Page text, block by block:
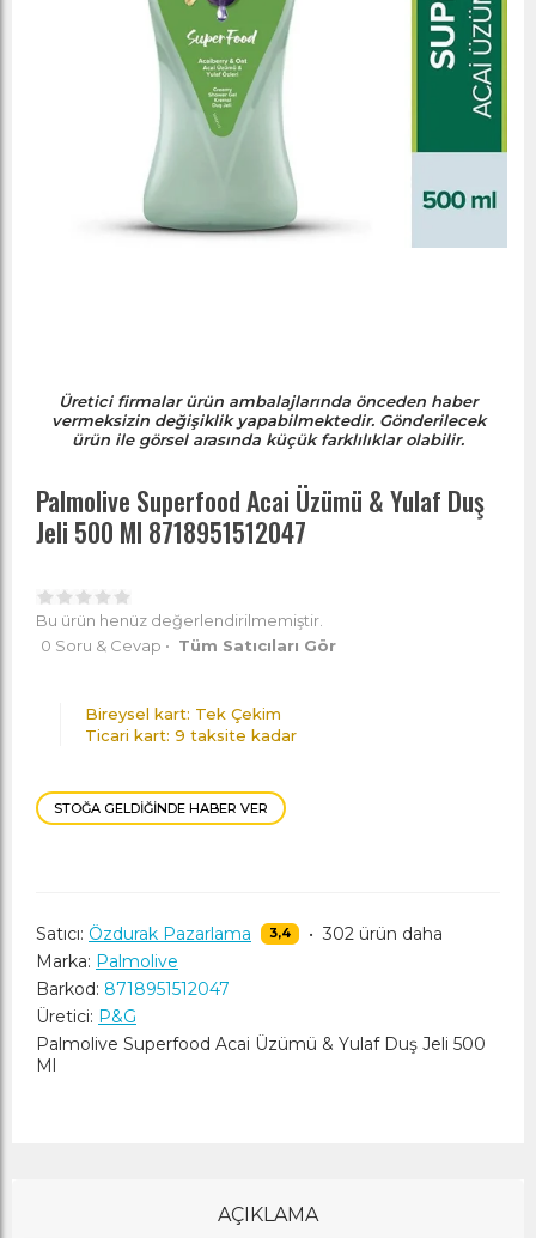
Üretici firmalar ürün ambalajlarında önceden haber
vermeksizin değişiklik yapabilmektedir. Gönderilecek
ürün ile görsel arasında küçük farklılıklar olabilir.
Palmolive Superfood Acai Üzümü & Yulaf Duş
Jeli 500 Ml 8718951512047
Bu ürün henüz değerlendirilmemiştir.
0 Soru & Cevap • Tüm Satıcıları Gör
Bireysel kart: Tek Çekim
Ticari kart: 9 taksite kadar
STOĞA GELDIĞINDE HABER VER
Satıcı: Özdurak Pazarlama 3,4 • 302 ürün daha
Marka: Palmolive
Barkod: 8718951512047
Üretici: P&G
Palmolive Superfood Acai Üzümü & Yulaf Duş Jeli 500
Ml
AÇIKLAMA